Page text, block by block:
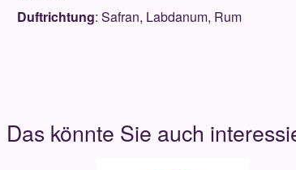
Duftrichtung: Safran, Labdanum, Rum